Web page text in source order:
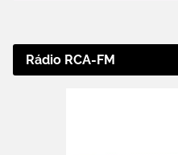
Rádio RCA-FM